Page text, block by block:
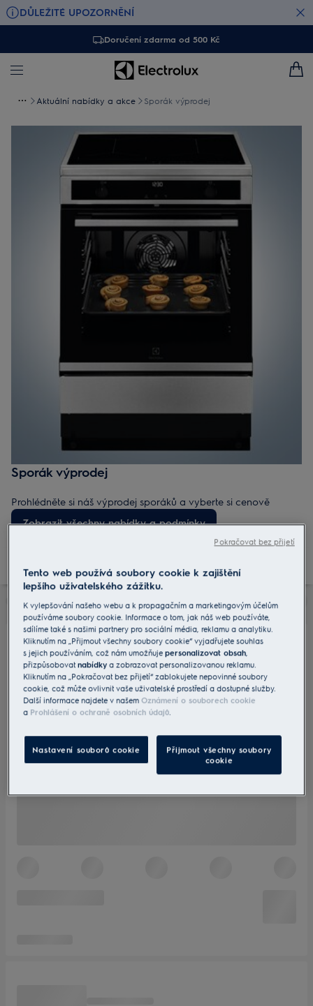
DŮLEŽITÉ UPOZORNĚNÍ
Doručení zdarma od 500 Kč
Aktuální nabídky a akce Sporák výprodej
Sporák výprodej
Prohlédněte si náš výprodej sporáků a vyberte si cenově
dostupný model pro každou kuchyni. Najděte levnější sporáky,
Zobrazit všechny nabídky a podmínky
Tento web používá soubory cookie k zajištění
lepšího uživatelského zážitku.
K vylepšování našeho webu a k propagačním a marketingovým účelům
používáme soubory cookie. Informace o tom, jak náš web používáte,
sdílíme také s našimi partnery pro sociální média, reklamu a analytiku.
Kliknutím na „Přijmout všechny soubory cookie“ vyjadřujete souhlas
s jejich používáním, což nám umožňujepersonalizovat obsah
přizpůsobovatnabídky a zobrazovat personalizovanou reklamu.
Kliknutím na „Pokračovat bez přijetí“ zablokujete nepovinné soubory
cookie, což může ovlivnit vaše uživatelské prostředí a dostupné služby.
Další informace najdete v našemOznámení o souborech cookie
a Prohlášení o ochraně osobních údajů
Nastavení souborů cookie
Přijmout všechny soubory
cookie
Pokračovat bez přijetí